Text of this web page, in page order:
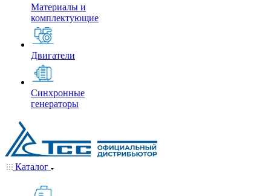
Материалы и
комплектующие
Двигатели
Синхронные
генераторы
Каталог